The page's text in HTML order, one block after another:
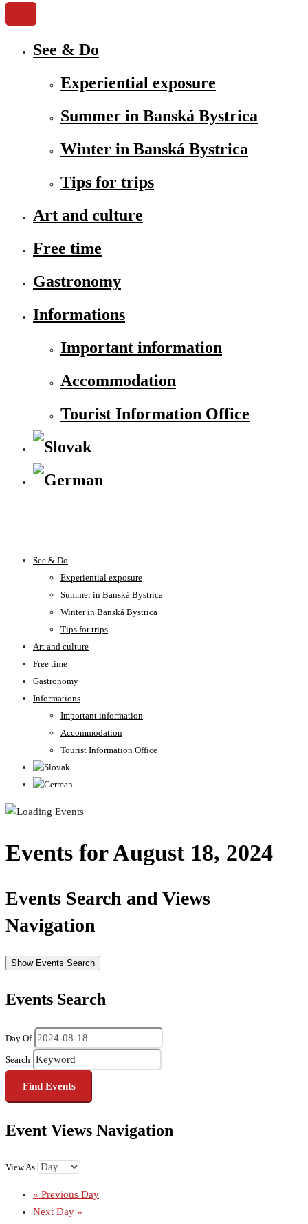
See & Do
Experiential exposure
Summer in Banská Bystrica
Winter in Banská Bystrica
Tips for trips
Art and culture
Free time
Gastronomy
Informations
Important information
Accommodation
Tourist Information Office
See & Do
Experiential exposure
Summer in Banská Bystrica
Winter in Banská Bystrica
Tips for trips
Art and culture
Free time
Gastronomy
Informations
Important information
Accommodation
Tourist Information Office
Events for August 18, 2024
Events Search and Views
Navigation
Show Events Search
Events Search
Day Of
Search
Event Views Navigation
View As
« Previous Day
Next Day »